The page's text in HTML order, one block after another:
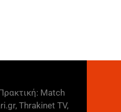
Match
Thrakinet TV,